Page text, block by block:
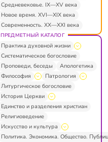
Средневековье. IX—XV века
Новое время. XVI—XIX века
Современность. XX—XXI века
ПРЕДМЕТНЫЙ КАТАЛОГ
Практика духовной жизни
Систематическое богословие
Проповеди, беседы
Апологетика
Философия
Патрология
Литургическое богословие
История Церкви
Единство и разделения христиан
Религиоведение
Искусство и культура
Политика. Экономика. Общество.